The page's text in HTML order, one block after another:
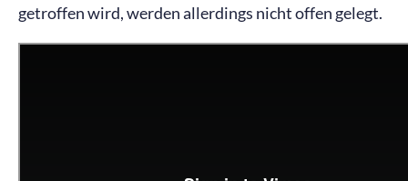
getroffen wird, werden allerdings nicht offen gelegt.